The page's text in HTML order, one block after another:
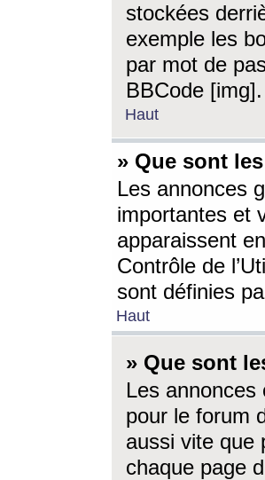
stockées
exemple les
par mot de
BBCode [img].
Haut
» Que sont
Les annonces
importantes et
apparaissent
Contrôle de
sont définies
Haut
» Que sont
Les
pour le forum
aussi vite que
chaque page